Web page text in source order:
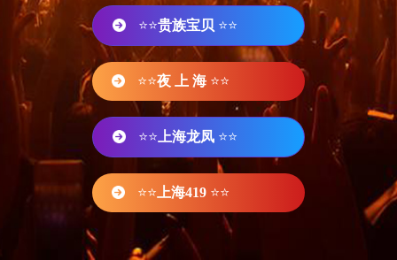
⭐⭐贵族宝贝 ⭐⭐
⭐⭐夜 上 海 ⭐⭐
⭐⭐ 上海龙凤 ⭐⭐
⭐⭐ 上海419 ⭐⭐